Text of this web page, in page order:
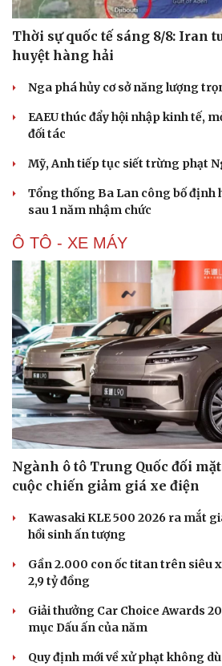
Thời sự quốc tế sáng 8/8: Iran
huyệt hàng hải
Nga phá hủy cơ sở năng lượng
EAEU thúc đẩy hội nhập kinh tế,
đối tác
Mỹ, Anh tiếp tục siết trừng phạt
Tổng thống Ba Lan công bố định
sau 1 năm nhậm chức
Ô TÔ - XE MÁY
Ngành ô tô Trung Quốc đối
cuộc chiến giảm giá xe điện
Kawasaki KLE 500 2026 ra mắt
hồi sinh ấn tượng
Gần 2.000 con ốc titan trên siêu
2,9 tỷ đồng
Giải thưởng Car Choice Awards
mục Dấu ấn của năm
Quy định mới về xử phạt không